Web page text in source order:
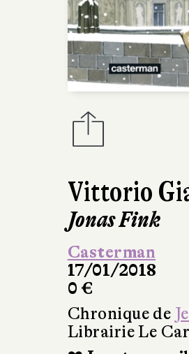
Vittorio
Jonas Fink
Casterman
17/01/2018
0 €
Chronique de
Librairie Le